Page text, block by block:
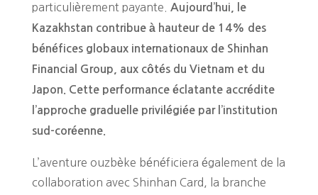
particulièrement payante.
Aujourd’hui, le
Kazakhstan contribue à hauteur de 14% des
bénéfices globaux internationaux de Shinhan
Financial Group, aux côtés du Vietnam et du
Japon. Cette performance éclatante accrédite
l’approche graduelle privilégiée par l’institution
sud-coréenne.
L’aventure ouzbèke bénéficiera également de la
collaboration avec Shinhan Card, la branche